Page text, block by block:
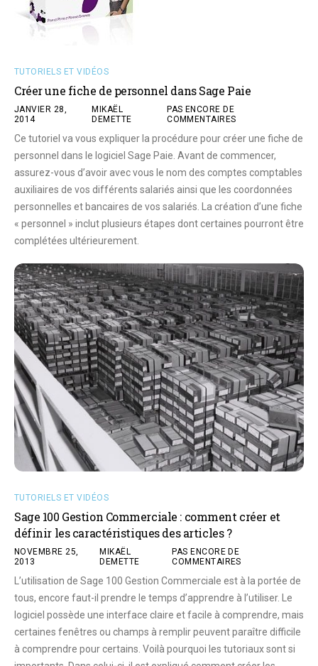
TUTORIELS ET VIDÉOS
Créer une fiche de personnel dans Sage Paie
JANVIER 28,
2014
MIKAËL
DEMETTE
PAS ENCORE DE
COMMENTAIRES
Ce tutoriel va vous expliquer la procédure pour créer une fiche de
personnel dans le logiciel Sage Paie. Avant de commencer,
assurez-vous d’avoir avec vous le nom des comptes comptables
auxiliaires de vos différents salariés ainsi que les coordonnées
personnelles et bancaires de vos salariés. La création d’une fiche
« personnel » inclut plusieurs étapes dont certaines pourront être
complétées ultérieurement.
TUTORIELS ET VIDÉOS
Sage 100 Gestion Commerciale : comment créer et
définir les caractéristiques des articles ?
NOVEMBRE 25,
2013
MIKAËL
DEMETTE
PAS ENCORE DE
COMMENTAIRES
L’utilisation de Sage 100 Gestion Commerciale est à la portée de
tous, encore faut-il prendre le temps d’apprendre à l’utiliser. Le
logiciel possède une interface claire et facile à comprendre, mais
certaines fenêtres ou champs à remplir peuvent paraître difficile
à comprendre pour certains. Voilà pourquoi les tutoriaux sont si